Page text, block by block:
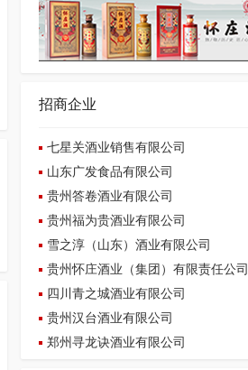
招商企业
七星关酒业销售有限公司
山东广发食品有限公司
贵州答卷酒业有限公司
贵州福为贵酒业有限公司
雪之淳（山东）酒业有限公司
贵州怀庄酒业（集团）有限责任公司
四川青之城酒业有限公司
贵州汉台酒业有限公司
郑州寻龙诀酒业有限公司